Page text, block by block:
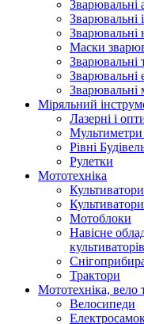
Зварювальні
Зварювальні
Зварювальні
Маски
Зварювальні
Зварювальні
Зварювальні
Міряльний
Лазерні і
Мультиметри
Рівні
Рулетки
Мототехніка
Культиватори
Мотоблоки
Навісне
культиваторів
Трактори
Мототехніка, вело
Велосипеди